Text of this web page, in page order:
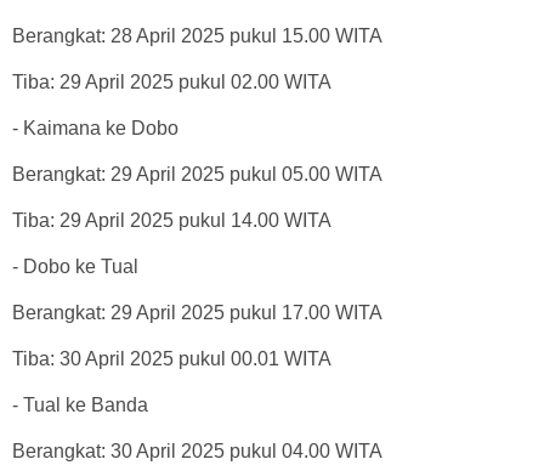
Berangkat: 28 April 2025 pukul 15.00 WITA
Tiba: 29 April 2025 pukul 02.00 WITA
- Kaimana ke Dobo
Berangkat: 29 April 2025 pukul 05.00 WITA
Tiba: 29 April 2025 pukul 14.00 WITA
- Dobo ke Tual
Berangkat: 29 April 2025 pukul 17.00 WITA
Tiba: 30 April 2025 pukul 00.01 WITA
- Tual ke Banda
Berangkat: 30 April 2025 pukul 04.00 WITA